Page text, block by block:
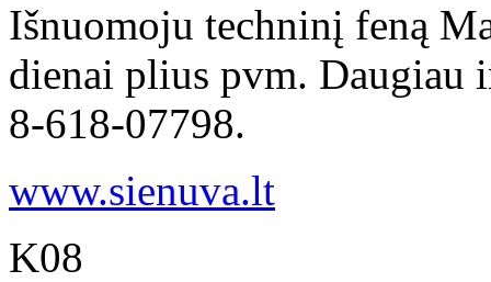
Išnuomoju techninį feną
dienai plius pvm. Daugiau
8-618-07798.
www.sienuva.lt
K08